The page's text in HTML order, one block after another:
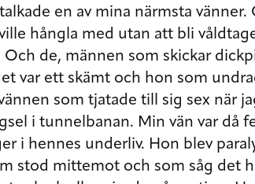
en av mina närmsta
hångla med utan att bli
Och de, männen som skickar
var ett skämt och hon som
som tjatade till sig sex när
i tunnelbanan. Min vän var då
i hennes underliv. Hon blev
stod mittemot och som såg det